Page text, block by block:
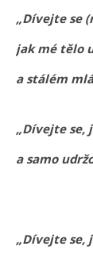
„Dívejte se
jak mé tělo
a stálém
„Dívejte se,
a samo
„Dívejte se,